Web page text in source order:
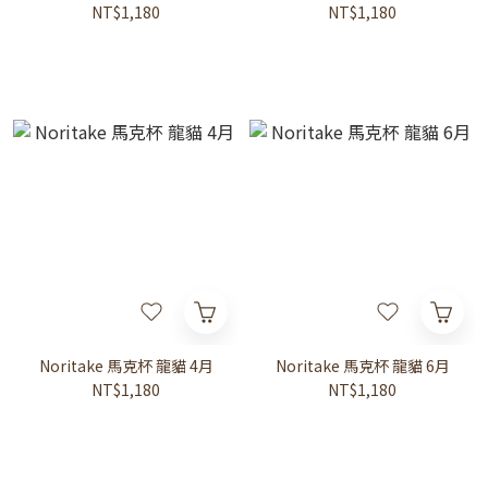
NT$1,180
NT$1,180
Noritake 馬克杯 龍貓 4月
NT$1,180
Noritake 馬克杯 龍貓 6月
NT$1,180